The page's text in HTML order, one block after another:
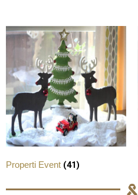
Properti Event (41)